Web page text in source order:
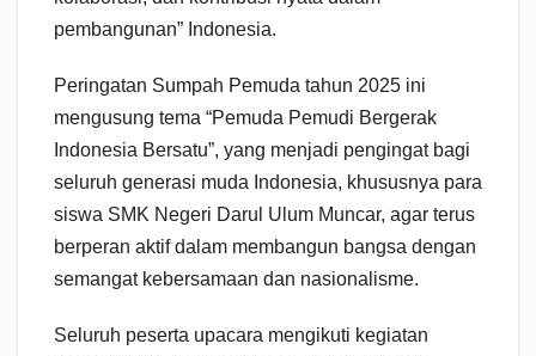
pembangunan” Indonesia.
Peringatan Sumpah Pemuda tahun 2025 ini
mengusung tema “Pemuda Pemudi Bergerak
Indonesia Bersatu”, yang menjadi pengingat bagi
seluruh generasi muda Indonesia, khususnya para
siswa SMK Negeri Darul Ulum Muncar, agar terus
berperan aktif dalam membangun bangsa dengan
semangat kebersamaan dan nasionalisme.
Seluruh peserta upacara mengikuti kegiatan